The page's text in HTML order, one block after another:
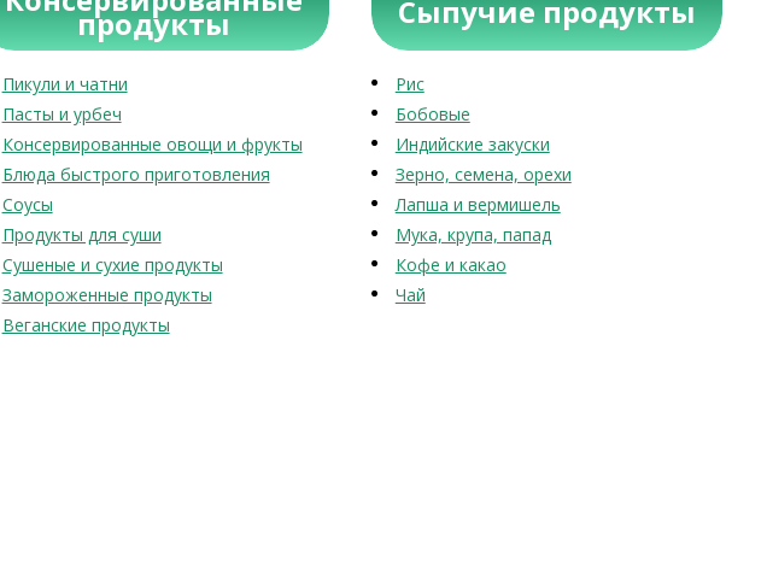
продукты
Пикули и чатни
Пасты и урбеч
Консервированные овощи и фрукты
Блюда быстрого приготовления
Соусы
Продукты для суши
Сушеные и сухие продукты
Замороженные продукты
Веганские продукты
Сыпучие продукты
Рис
Бобовые
Индийские закуски
Зерно, семена, орехи
Лапша и вермишель
Мука, крупа, папад
Кофе и какао
Чай